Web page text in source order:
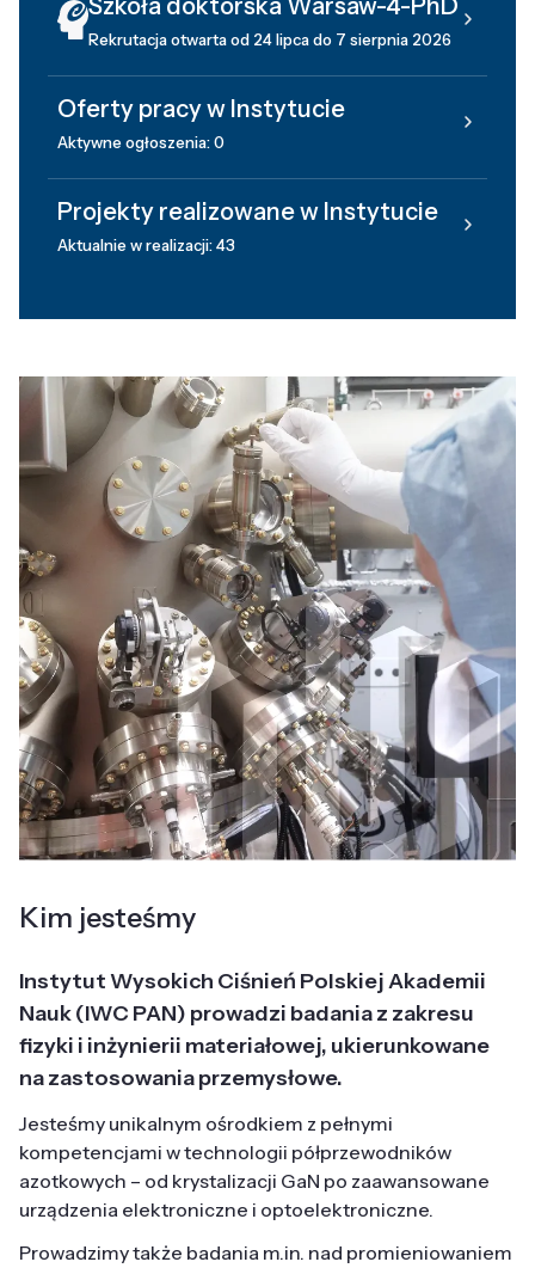
Rekrutacja otwarta od 24 lipca do 7 sierpnia 2026
Oferty pracy w Instytucie
Aktywne ogłoszenia: 0
Projekty realizowane w Instytucie
Aktualnie w realizacji: 43
Kim jesteśmy
Instytut Wysokich Ciśnień Polskiej Akademii
Nauk (IWC PAN) prowadzi badania z zakresu
fizyki i inżynierii materiałowej, ukierunkowane
na zastosowania przemysłowe.
Jesteśmy unikalnym ośrodkiem z pełnymi
kompetencjami w technologii półprzewodników
azotkowych – od krystalizacji GaN po zaawansowane
urządzenia elektroniczne i optoelektroniczne.
Prowadzimy także badania m.in. nad promieniowaniem